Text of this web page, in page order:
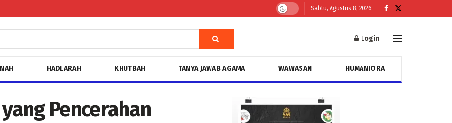
Sabtu, Agustus 8, 2026
Login
HADLARAH KHUTBAH TANYA JAWAB AGAMA WAWASAN HUMANIORA
Pencerahan